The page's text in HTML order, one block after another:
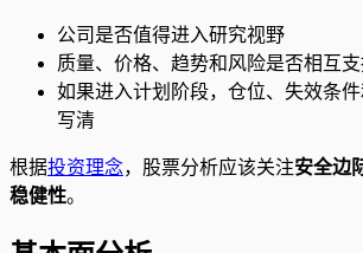
公司是否值得进入研究视野
质量、价格、趋势和风险是否相互
如果进入计划阶段，仓位、失效条
写清
根据投资理念，股票分析应该关注安全边
稳健性。